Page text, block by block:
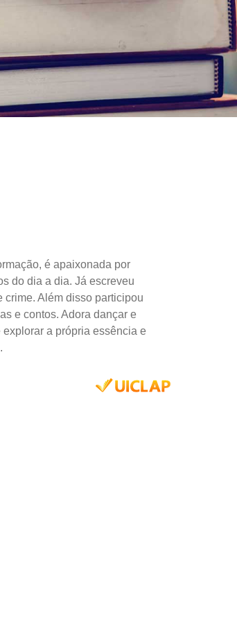
é apaixonada por
do dia a dia. Já escreveu
crime. Além disso participou
e contos. Adora dançar e
a própria essência e